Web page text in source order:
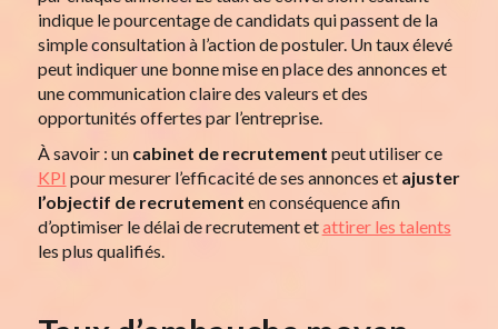
indique le pourcentage de candidats qui passent de la
simple consultation à l’action de postuler. Un taux élevé
peut indiquer une bonne mise en place des annonces et
une communication claire des valeurs et des
opportunités offertes par l’entreprise.
À savoir : un cabinet de recrutement peut utiliser ce
KPI pour mesurer l’efficacité de ses annonces et ajuster
l’objectif de recrutement en conséquence afin
d’optimiser le délai de recrutement etattirer les talents
les plus qualifiés.